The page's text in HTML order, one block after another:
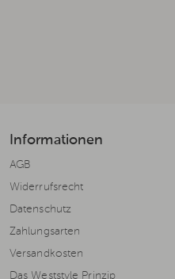
Informationen
AGB
Widerrufsrecht
Datenschutz
Zahlungsarten
Versandkosten
Das Weststyle Prinzip